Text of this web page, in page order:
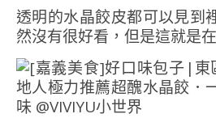
透明的水晶餃皮都可以見到
然沒有很好看，但是這就是